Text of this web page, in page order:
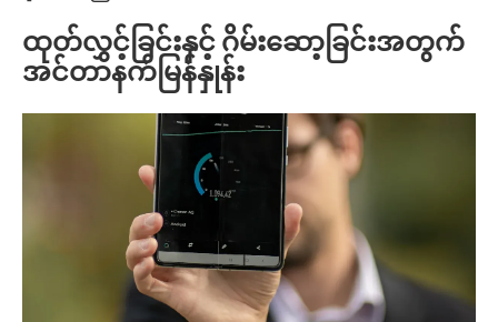
ထုတ်လွှင့်ခြင်းနှင့် ဂိမ်းဆော့ခြင်းအတွက်
အင်တာနက်မြန်နှုန်း